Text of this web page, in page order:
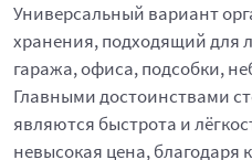
Универсальный вариант
хранения, подходящий
гаража, офиса, подсобки,
Главными достоинствами
являются быстрота и
невысокая цена, благодаря